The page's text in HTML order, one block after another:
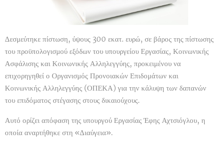
Δεσμεύτηκε πίστωση, ύψους 300 εκατ. ευρώ, σε βάρος της πίστωσης
του προϋπολογισμού εξόδων του υπουργείου Εργασίας, Κοινωνικής
Ασφάλισης και Κοινωνικής Αλληλεγγύης, προκειμένου να
επιχορηγηθεί ο Οργανισμός Προνοιακών Επιδομάτων και
Κοινωνικής Αλληλεγγύης (ΟΠΕΚΑ) για την κάλυψη των δαπανών
του επιδόματος στέγασης στους δικαιούχους.
Αυτό ορίζει απόφαση της υπουργού Εργασίας Έφης Αχτσιόγλου, η
οποία αναρτήθηκε στη «Διαύγεια».